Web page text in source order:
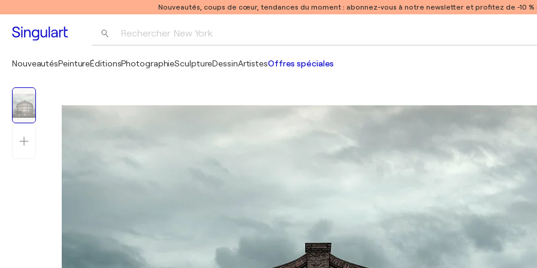
Nouveautés, coups de cœur, tendances du moment : abonnez-vous à notre newsletter et profitez de -10
Rechercher New York
Pablo Picasso
NouveautésPeintureÉditionsPhotographieSculptureDessinArtistesOffres spéciales